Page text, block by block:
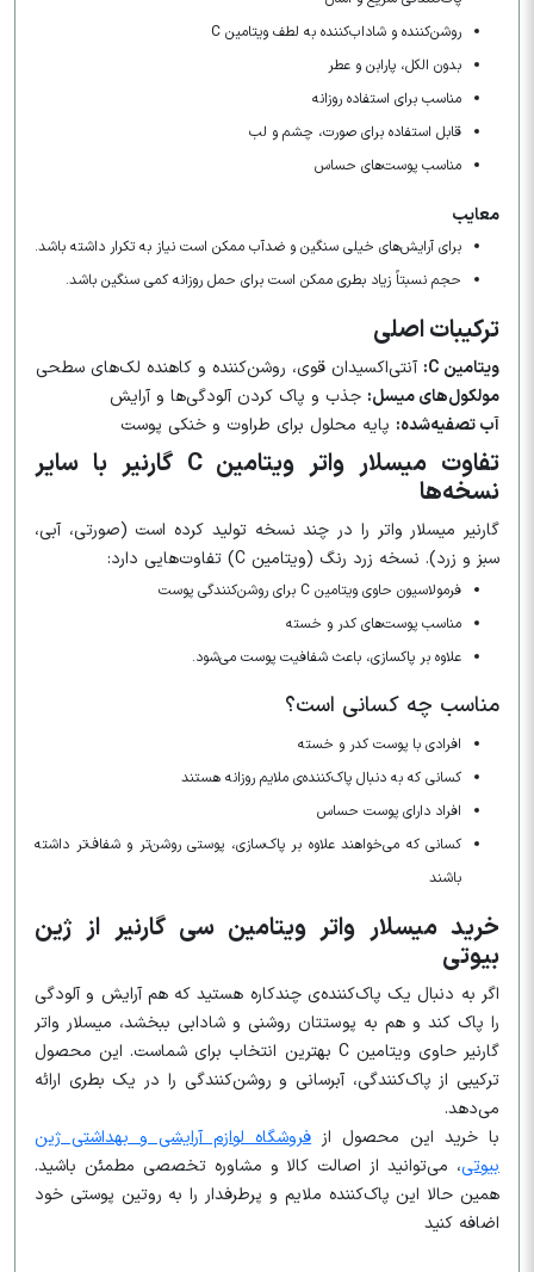
روشن‌کننده و شاداب‌کننده به لطف ویتامین C
بدون الکل، پارابن و عطر
مناسب برای استفاده روزانه
قابل استفاده برای صورت، چشم و لب
مناسب پوست‌های حساس
معایب
برای آرایش‌های خیلی سنگین و ضدآب ممکن است نیاز به تکرار داشته باشد.
حجم نسبتاً زیاد بطری ممکن است برای حمل روزانه کمی سنگین باشد.
ترکیبات اصلی
ویتامین C:
آنتی‌اکسیدان قوی، روشن‌کننده و کاهنده لک‌های سطحی
مولکول‌های میسل: جذب و پاک کردن آلودگی‌ها و آرایش
آب تصفیه‌شده: پایه محلول برای طراوت و خنکی پوست
تفاوت میسلار واتر ویتامین C گارنیر با سایر
نسخه‌ها
گارنیر میسلار واتر را در چند نسخه تولید کرده است (صورتی، آبی،
سبز و زرد). نسخه زرد رنگ (ویتامین C) تفاوت‌هایی دارد:
فرمولاسیون حاوی ویتامین C برای روشن‌کنندگی پوست
مناسب پوست‌های کدر و خسته
علاوه بر پاکسازی، باعث شفافیت پوست می‌شود.
مناسب چه کسانی است؟
افرادی با پوست کدر و خسته
کسانی که به دنبال پاک‌کننده‌ی ملایم روزانه هستند
افراد دارای پوست حساس
کسانی که می‌خواهند علاوه بر پاک‌سازی، پوستی روشن‌تر و شفاف‌تر داشته
باشند
خرید میسلار واتر ویتامین سی گارنیر از ژین
بیوتی
اگر به دنبال یک پاک‌کننده‌ی چندکاره هستید که هم آرایش و آلودگی
را پاک کند و هم به پوستتان روشنی و شادابی ببخشد، میسلار واتر
گارنیر حاوی ویتامین C بهترین انتخاب برای شماست. این محصول
ترکیبی از پاک‌کنندگی، آبرسانی و روشن‌کنندگی را در یک بطری ارائه
می‌دهد.
با خرید این محصول از فروشگاه لوازم آرایشی و بهداشتی ژین
بیوتی، می‌توانید از اصالت کالا و مشاوره تخصصی مطمئن باشید.
همین حالا این پاک‌کننده ملایم و پرطرفدار را به روتین پوستی خود
اضافه کنید